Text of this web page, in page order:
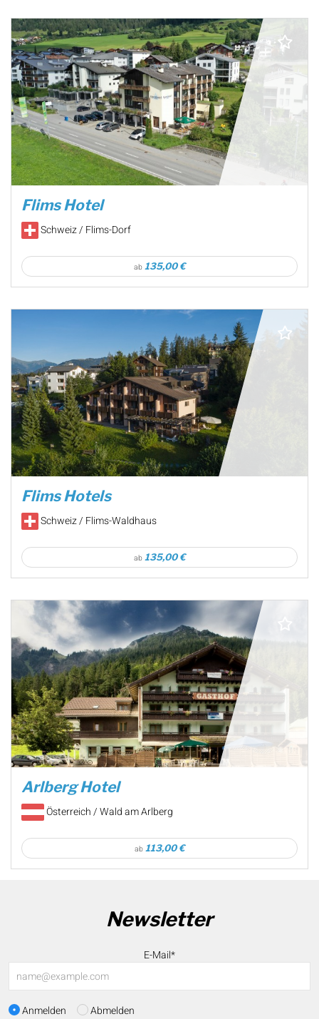
Flims Hotel
Schweiz / Flims-Dorf
ab 135,00 €
Flims Hotels
Schweiz / Flims-Waldhaus
ab 135,00 €
Arlberg Hotel
Österreich / Wald am Arlberg
ab 113,00 €
Newsletter
E-Mail*
Anmelden Abmelden